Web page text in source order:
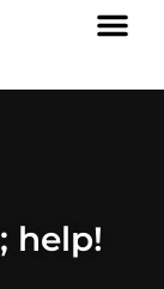
help!